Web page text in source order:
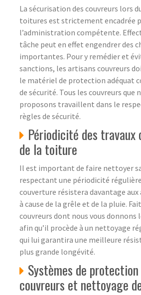
La sécurisation des couvreurs lors
toitures est strictement encadrée
l’administration compétente.
tâche peut en effet engendrer des
importantes. Pour y remédier et
sanctions, les artisans couvreurs
le matériel de protection adéquat
de sécurité. Tous les couvreurs que
proposons travaillent dans le
règles de sécurité.
Périodicité des travaux
de la toiture
Il est important de faire nettoyer
respectant une périodicité
couverture résistera davantage aux
à cause de la grêle et de la pluie.
couvreurs dont nous vous donnons
afin qu’il procède à un nettoyage
qui lui garantira une meilleure
plus grande longévité.
Systèmes de
couvreurs et nettoyage